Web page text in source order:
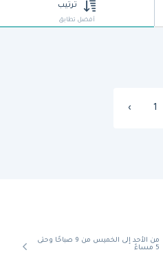
ترتيب
أفضل تطابق
1
›
من الأحد إلى الخميس من 9 صباحًا وحتى
5 مساءً